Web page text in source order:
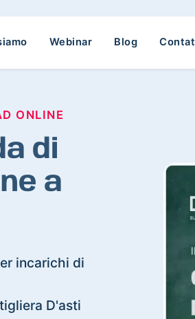
Webinar Blog
ONLINE
di
a
incarichi di
D'asti